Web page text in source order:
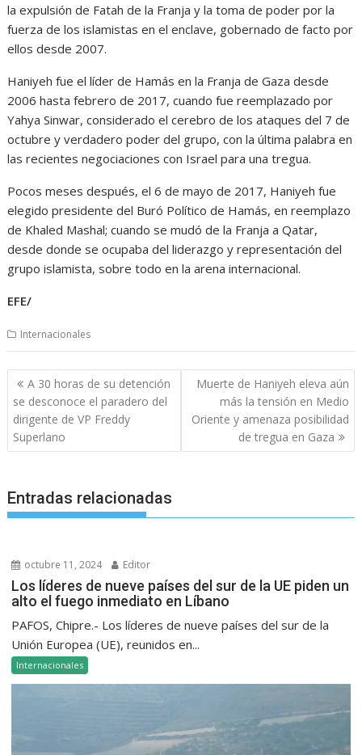
la expulsión de Fatah de la Franja y la toma de poder por la
fuerza de los islamistas en el enclave, gobernado de facto por
ellos desde 2007.
Haniyeh fue el líder de Hamás en la Franja de Gaza desde
2006 hasta febrero de 2017, cuando fue reemplazado por
Yahya Sinwar, considerado el cerebro de los ataques del 7 de
octubre y verdadero poder del grupo, con la última palabra en
las recientes negociaciones con Israel para una tregua.
Pocos meses después, el 6 de mayo de 2017, Haniyeh fue
elegido presidente del Buró Político de Hamás, en reemplazo
de Khaled Mashal; cuando se mudó de la Franja a Qatar,
desde donde se ocupaba del liderazgo y representación del
grupo islamista, sobre todo en la arena internacional.
EFE/
Internacionales
Navegación
de
entradas
A 30 horas de su detención
se desconoce el paradero del
dirigente de VP Freddy
Superlano
Muerte de Haniyeh eleva aún
más la tensión en Medio
Oriente y amenaza posibilidad
de tregua en Gaza
Entradas relacionadas
octubre 11, 2024 Editor
Los líderes de nueve países del sur de la UE piden un
alto el fuego inmediato en Líbano
PAFOS, Chipre.- Los líderes de nueve países del sur de la
Unión Europea (UE), reunidos en...
Internacionales